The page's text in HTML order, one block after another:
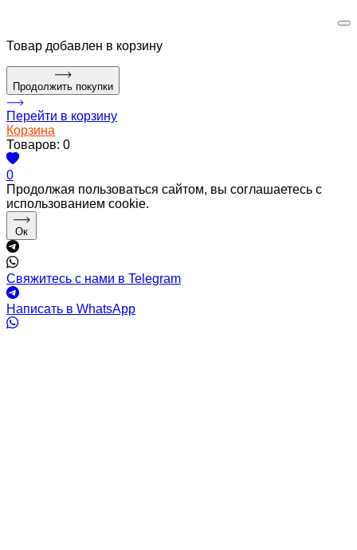
Товар добавлен в корзину
Продолжить покупки
Перейти в корзину
Корзина
Товаров: 0
0
Продолжая пользоваться сайтом, вы соглашаетесь с
использованием cookie.
Ок
Свяжитесь с нами в Telegram
Написать в WhatsApp